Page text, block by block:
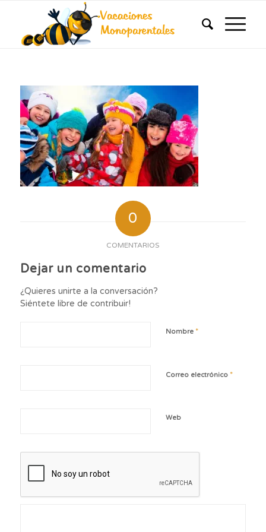
0
COMENTARIOS
Dejar un comentario
¿Quieres unirte a la conversación?
Siéntete libre de contribuir!
Nombre *
Correo electrónico *
Web